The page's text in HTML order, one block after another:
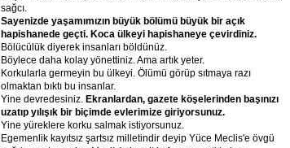
sağcı.
Sayenizde yaşamımızın büyük bölümü büyük bir açık
hapishanede geçti. Koca ülkeyi hapishaneye çevirdiniz.
Bölücülük diyerek insanları böldünüz.
Böylece daha kolay yönettiniz. Ama artık yeter.
Korkularla germeyin bu ülkeyi. Ölümü görüp sıtmaya razı
olmaktan bıktı bu insanlar.
Yine devredesiniz. Ekranlardan, gazete köşelerinden başınızı
uzatıp yılışık bir biçimde evlerimize giriyorsunuz.
Yine yüreklere korku salmak istiyorsunuz.
Egemenlik kayıtsız şartsız milletindir deyip Yüce Meclis'e övgü